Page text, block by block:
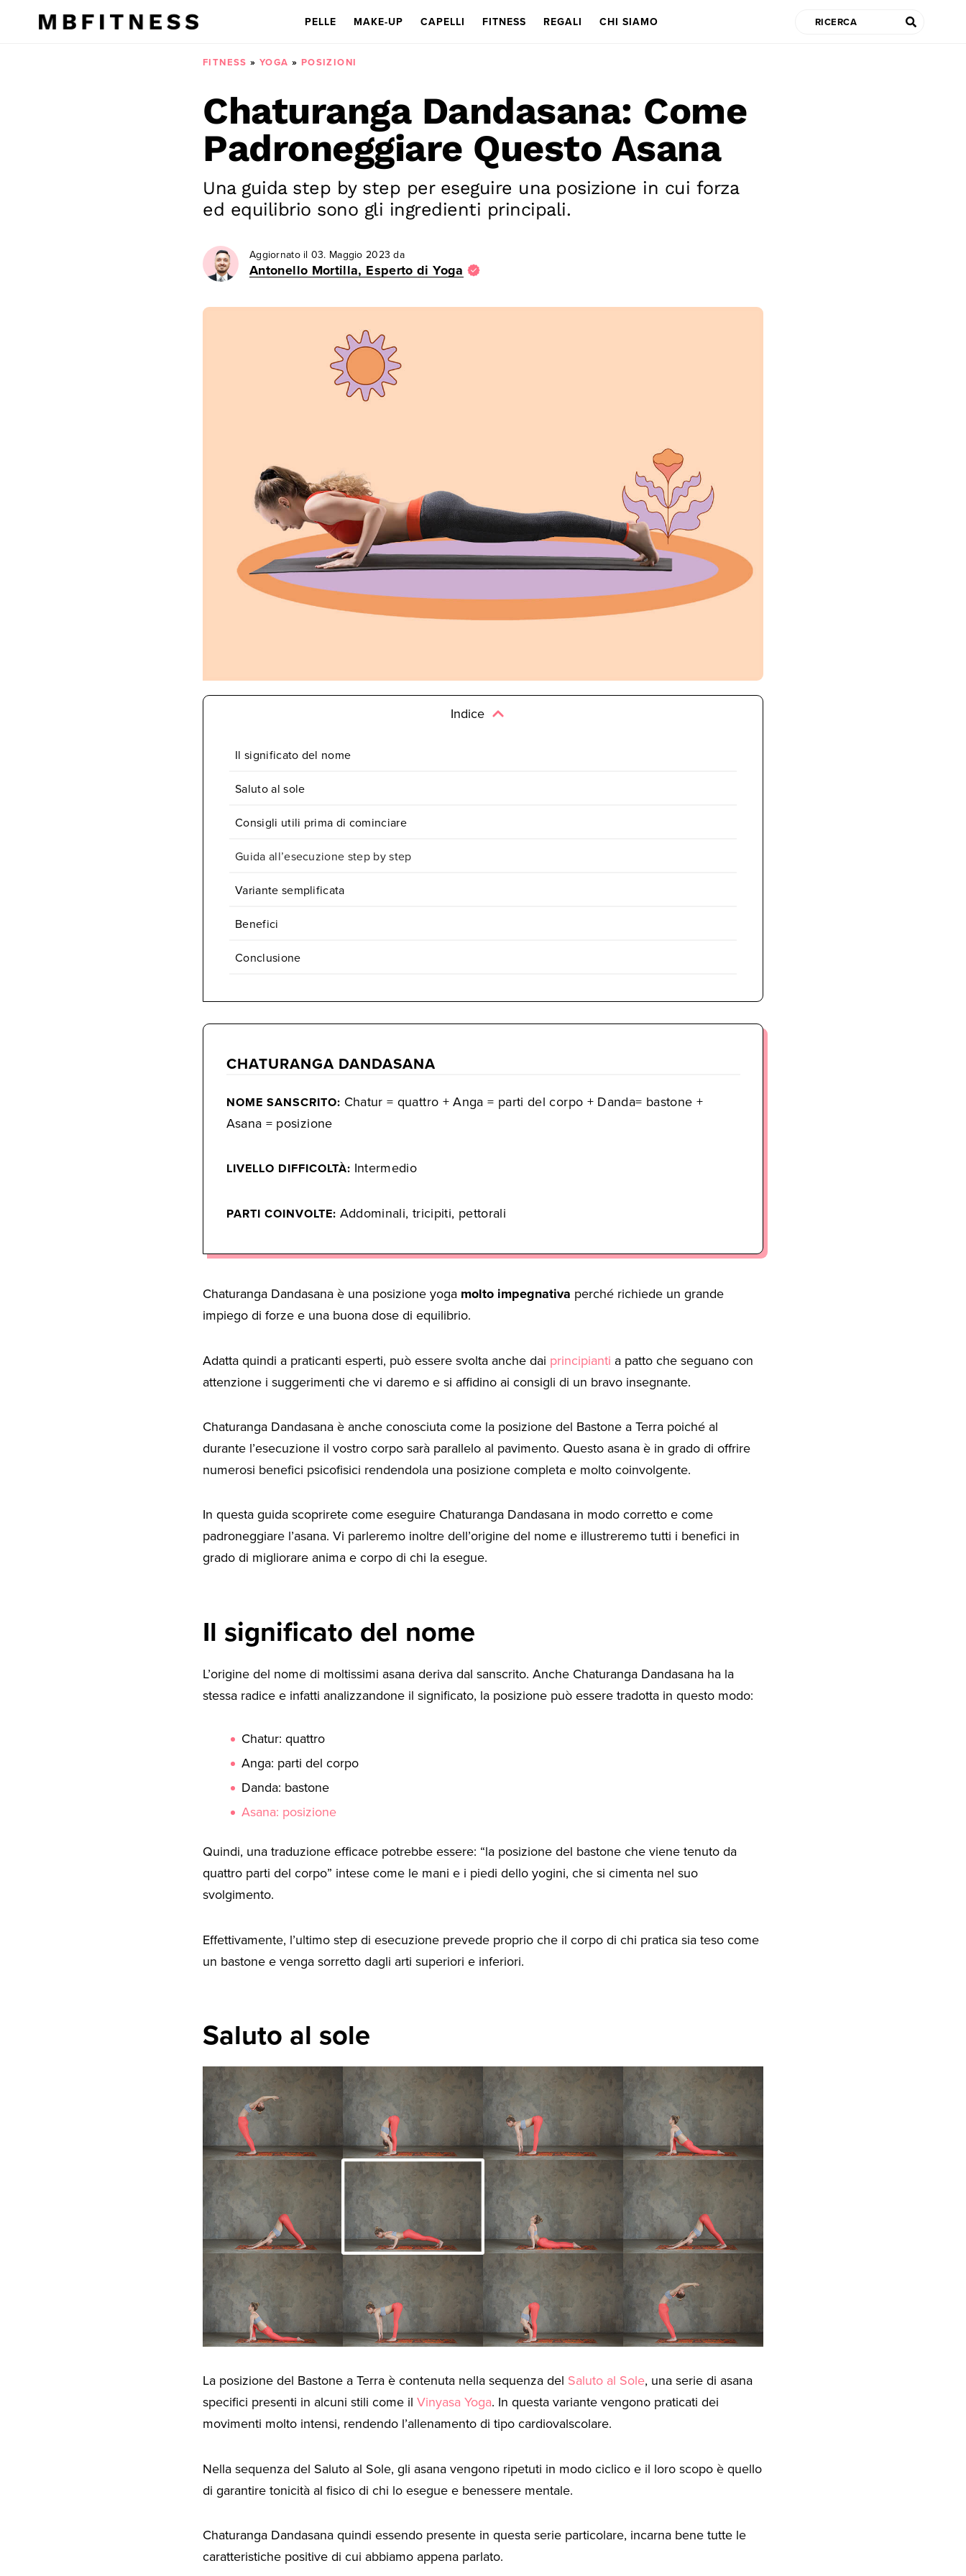
PELLE MAKE-UP CAPELLI FITNESS REGALI CHI SIAMO
FITNESS »YOGA » POSIZIONI
Chaturanga Dandasana: Come
Padroneggiare Questo Asana
Una guida step by step per eseguire una posizione in cui forza
ed equilibrio sono gli ingredienti principali.
Aggiornato il 03. Maggio 2023 da
Antonello Mortilla, Esperto di Yoga
Indice
Il significato del nome
Saluto al sole
Consigli utili prima di cominciare
Guida all’esecuzione step by step
Variante semplificata
Benefici
Conclusione
CHATURANGA DANDASANA
NOME SANSCRITO: Chatur = quattro + Anga = parti del corpo + Danda= bastone +
Asana = posizione
LIVELLO DIFFICOLTÀ: Intermedio
PARTI COINVOLTE: Addominali, tricipiti, pettorali
Chaturanga Dandasana è una posizione yoga molto impegnativa perché richiede un grande
impiego di forze e una buona dose di equilibrio.
Adatta quindi a praticanti esperti, può essere svolta anche dai principianti a patto che seguano con
attenzione i suggerimenti che vi daremo e si affidino ai consigli di un bravo insegnante.
Chaturanga Dandasana è anche conosciuta come la posizione del Bastone a Terra poiché al
durante l’esecuzione il vostro corpo sarà parallelo al pavimento. Questo asana è in grado di offrire
numerosi benefici psicofisici rendendola una posizione completa e molto coinvolgente.
In questa guida scoprirete come eseguire Chaturanga Dandasana in modo corretto e come
padroneggiare l’asana. Vi parleremo inoltre dell’origine del nome e illustreremo tutti i benefici in
grado di migliorare anima e corpo di chi la esegue.
Il significato del nome
L’origine del nome di moltissimi asana deriva dal sanscrito. Anche Chaturanga Dandasana ha la
stessa radice e infatti analizzandone il significato, la posizione può essere tradotta in questo modo:
Chatur: quattro
Anga: parti del corpo
Danda: bastone
Asana: posizione
Quindi, una traduzione efficace potrebbe essere: “la posizione del bastone che viene tenuto da
quattro parti del corpo” intese come le mani e i piedi dello yogini, che si cimenta nel suo
svolgimento.
Effettivamente, l’ultimo step di esecuzione prevede proprio che il corpo di chi pratica sia teso come
un bastone e venga sorretto dagli arti superiori e inferiori.
Saluto al sole
La posizione del Bastone a Terra è contenuta nella sequenza del Saluto al Sole, una serie di asana
specifici presenti in alcuni stili come il Vinyasa Yoga. In questa variante vengono praticati dei
movimenti molto intensi, rendendo l’allenamento di tipo cardiovalscolare.
Nella sequenza del Saluto al Sole, gli asana vengono ripetuti in modo ciclico e il loro scopo è quello
di garantire tonicità al fisico di chi lo esegue e benessere mentale.
Chaturanga Dandasana quindi essendo presente in questa serie particolare, incarna bene tutte le
caratteristiche positive di cui abbiamo appena parlato.